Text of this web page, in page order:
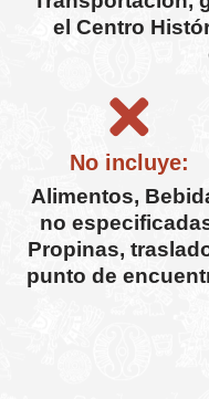
el Centro
No incluye:
Alimentos,
no
Propinas,
punto de